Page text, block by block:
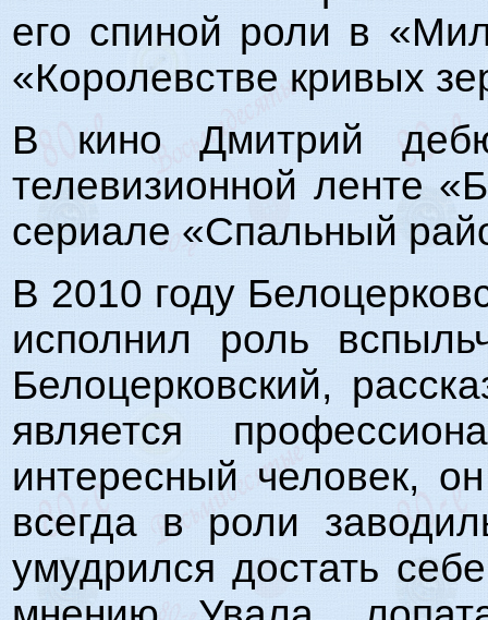
его спиной роли в
«Королевстве кривых
В кино Дмитрий
телевизионной ленте
сериале «Спальный
В 2010 году
исполнил роль
Белоцерковский,
является
интересный человек,
всегда в роли
умудрился достать